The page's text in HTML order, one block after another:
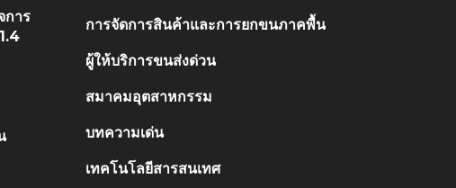
การ
การจัดการสินค้าและการยกขนภาคพื้น
ผู้ให้บริการขนส่งด่วน
สมาคมอุตสาหกรรม
บทความเด่น
เทคโนโลยีสารสนเทศ